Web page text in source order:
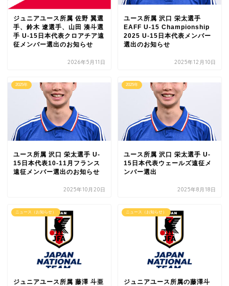
ジュニアユース所属 佐野 翼選
手、鈴木 遼選手、山田 湊斗選
手 U-15日本代表クロアチア遠
征メンバー選出のお知らせ
2026年5月11日
ユース所属 沢口 栄太選手
EAFF U-15 Championship
2025 U-15日本代表メンバー
選出のお知らせ
2025年12月10日
2025年
ユース所属 沢口 栄太選手 U-
15日本代表10-11月フランス
遠征メンバー選出のお知らせ
2025年10月20日
2025年
ユース所属 沢口 栄太選手 U-
15日本代表ウェールズ遠征メ
ンバー選出
2025年8月18日
ニュース（お知らせ）
ジュニアユース所属 藤澤 斗亜
ニュース（お知らせ）
ジュニアユース所属の藤澤斗